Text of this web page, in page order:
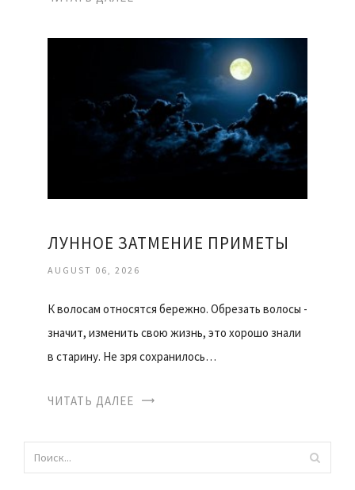
ЛУННОЕ ЗАТМЕНИЕ ПРИМЕТЫ
AUGUST 06, 2026
К волосам относятся бережно. Обрезать волосы -
значит, изменить свою жизнь, это хорошо знали
в старину. Не зря сохранилось…
ЧИТАТЬ ДАЛЕЕ